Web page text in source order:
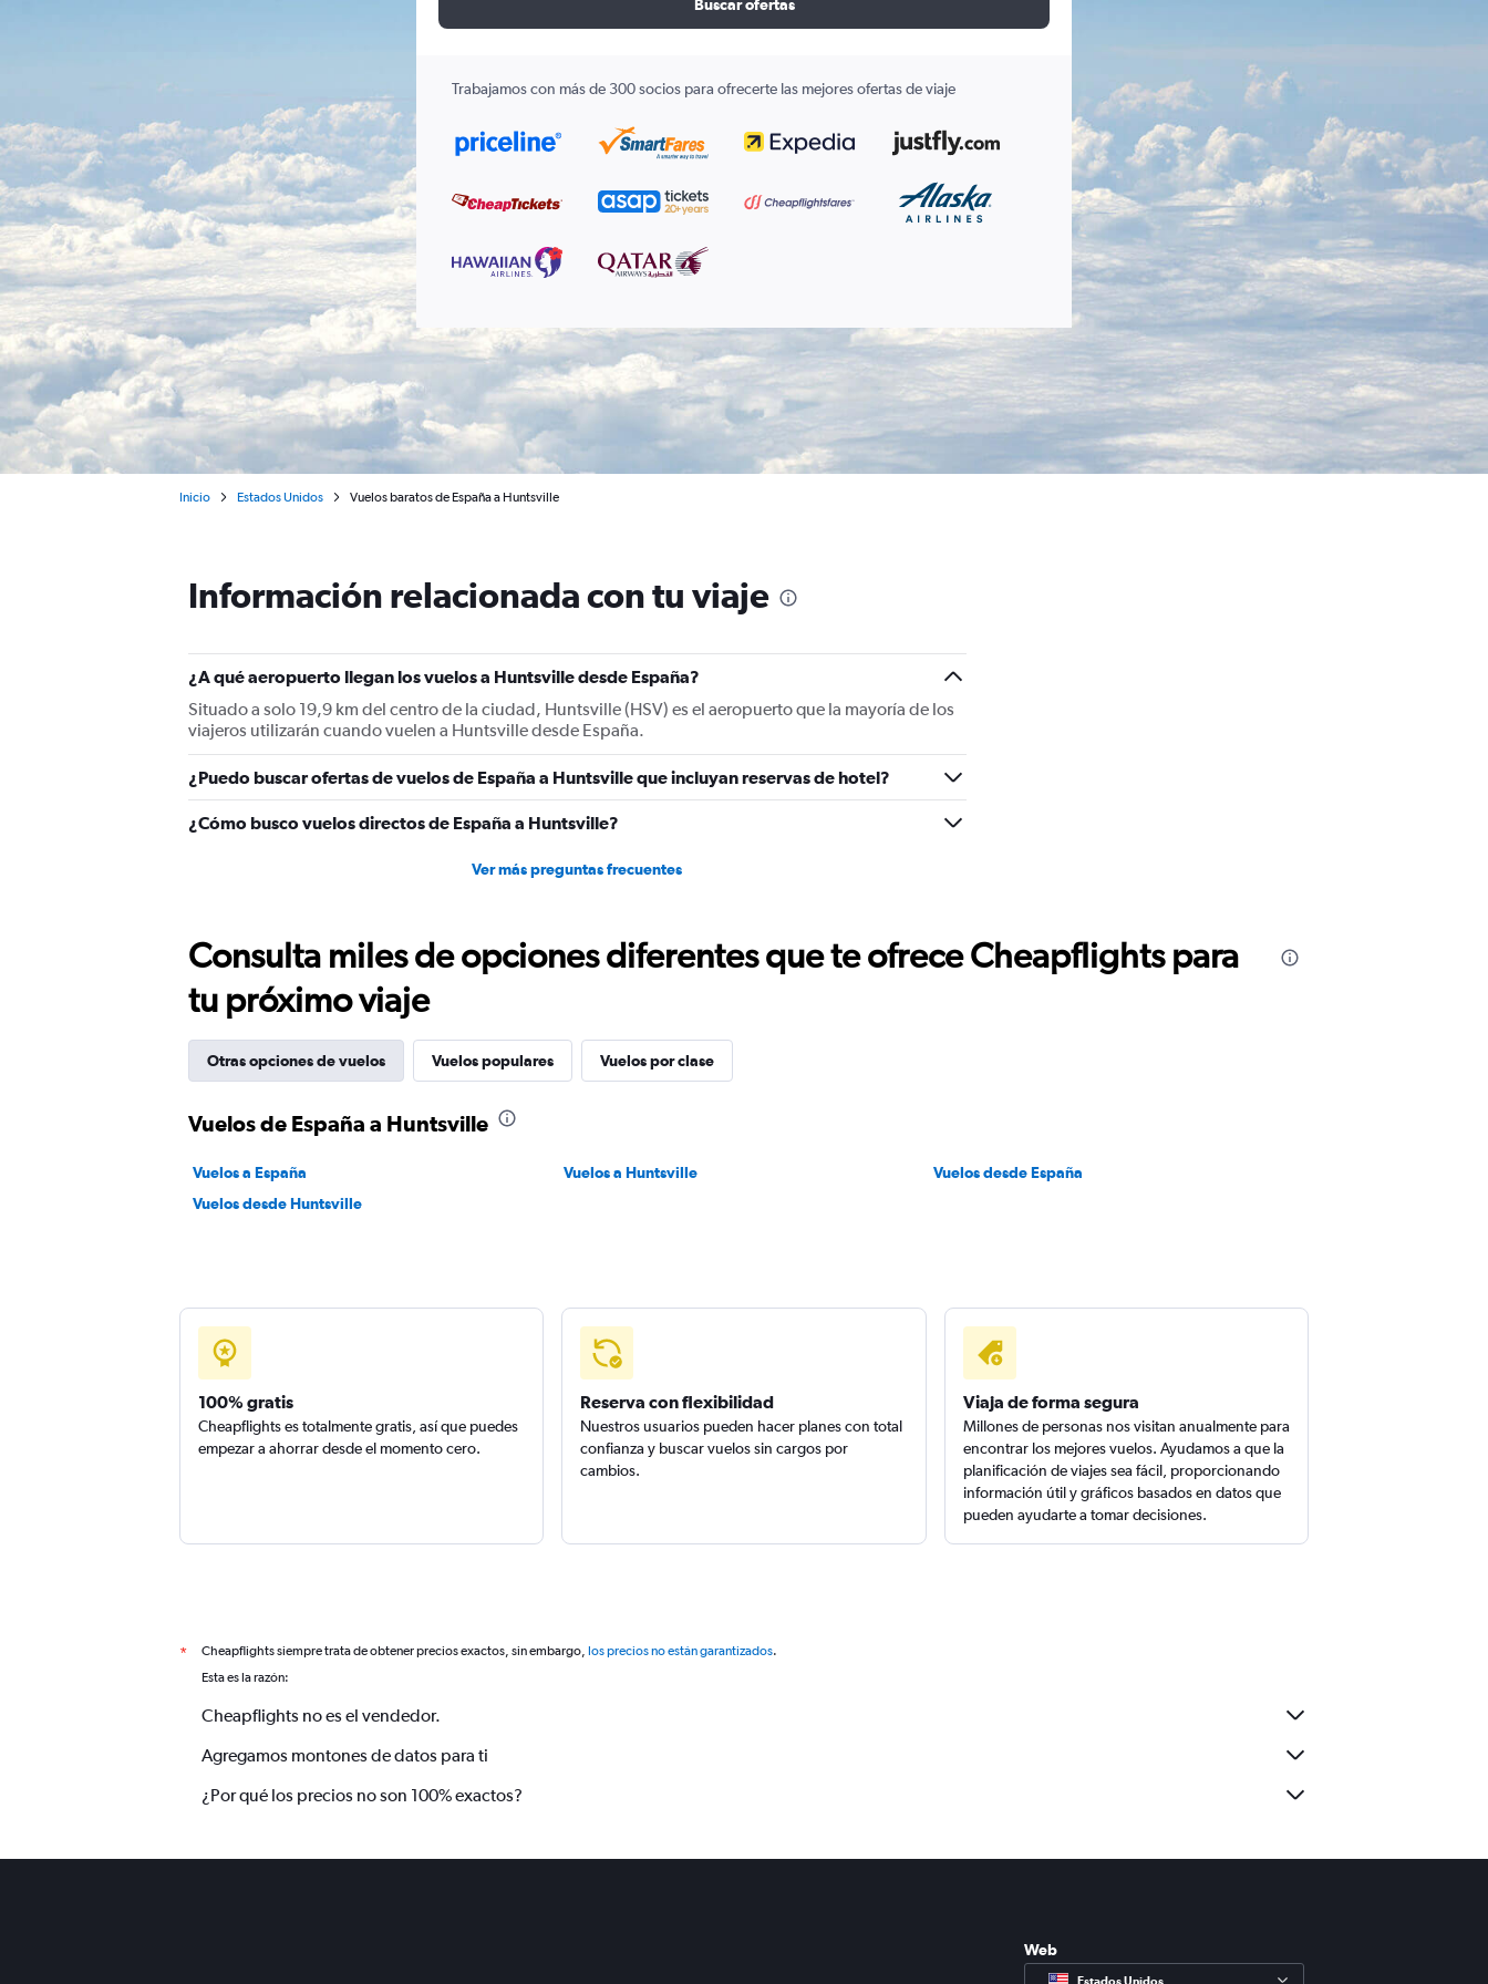
Buscar ofertas
Trabajamos con más de 300 socios para ofrecerte las mejores ofertas de viaje
Inicio Estados Unidos Vuelos baratos de España a Huntsville
Información relacionada con tu viaje
¿A qué aeropuerto llegan los vuelos a Huntsville desde España?
Situado a solo 19,9 km del centro de la ciudad, Huntsville (HSV) es el aeropuerto que la mayoría de los
viajeros utilizarán cuando vuelen a Huntsville desde España.
¿Puedo buscar ofertas de vuelos de España a Huntsville que incluyan reservas de hotel?
¿Cómo busco vuelos directos de España a Huntsville?
Ver más preguntas frecuentes
Consulta miles de opciones diferentes que te ofrece Cheapflights para
tu próximo viaje
Otras opciones de vuelos Vuelos populares Vuelos por clase
Vuelos de España a Huntsville
Vuelos a España Vuelos a Huntsville
Vuelos desde España
Vuelos desde Huntsville
100% gratis
Cheapflights es totalmente gratis, así que puedes
empezar a ahorrar desde el momento cero.
Reserva con flexibilidad
Nuestros usuarios pueden hacer planes con total
confianza y buscar vuelos sin cargos por
cambios.
Viaja de forma segura
Millones de personas nos visitan anualmente para
encontrar los mejores vuelos. Ayudamos a que la
planificación de viajes sea fácil, proporcionando
información útil y gráficos basados en datos que
pueden ayudarte a tomar decisiones.
* Cheapflights siempre trata de obtener precios exactos, sin embargo, los precios no están garantizados.
Esta es la razón:
Cheapflights no es el vendedor.
Agregamos montones de datos para ti
¿Por qué los precios no son 100% exactos?
Web
Estados Unidos